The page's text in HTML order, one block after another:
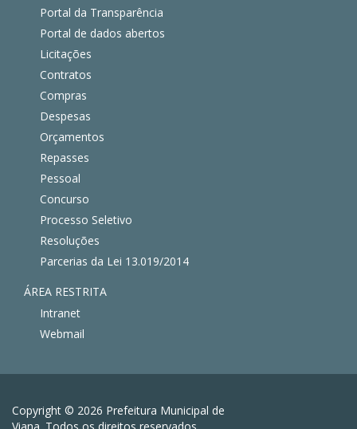
Portal da Transparência
Portal de dados abertos
Licitações
Contratos
Compras
Despesas
Orçamentos
Repasses
Pessoal
Concurso
Processo Seletivo
Resoluções
Parcerias da Lei 13.019/2014
ÁREA RESTRITA
Intranet
Webmail
Copyright © 2026 Prefeitura Municipal de